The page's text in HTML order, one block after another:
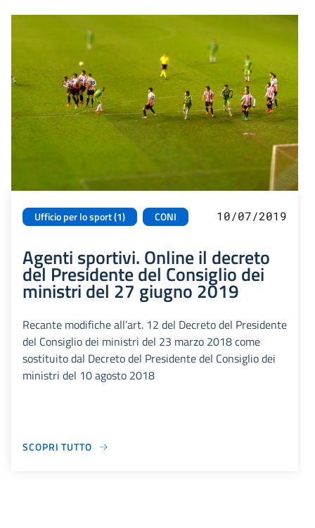
Ufficio per lo sport (1) CONI 10/07/2019
Agenti sportivi. Online il decreto
del Presidente del Consiglio dei
ministri del 27 giugno 2019
Recante modifiche all’art. 12 del Decreto del Presidente
del Consiglio dei ministri del 23 marzo 2018 come
sostituito dal Decreto del Presidente del Consiglio dei
ministri del 10 agosto 2018
SCOPRI TUTTO